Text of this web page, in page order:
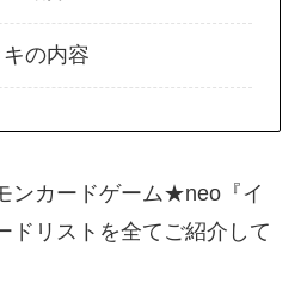
の内容
ンカードゲーム★neo『イ
ドリストを全てご紹介して